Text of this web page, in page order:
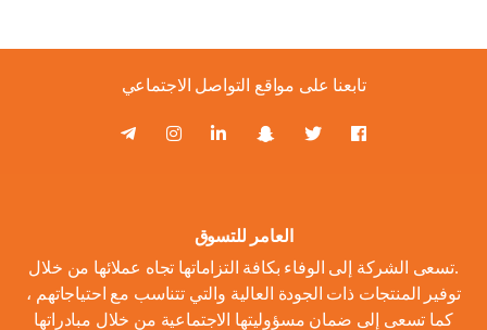
تابعنا على مواقع التواصل الاجتماعي
العامر للتسوق
.تسعى الشركة إلى الوفاء بكافة التزاماتها تجاه عملائها من خلال
توفير المنتجات ذات الجودة العالية والتي تتناسب مع احتياجاتهم ،
كما تسعى إلى ضمان مسؤوليتها الاجتماعية من خلال مبادراتها